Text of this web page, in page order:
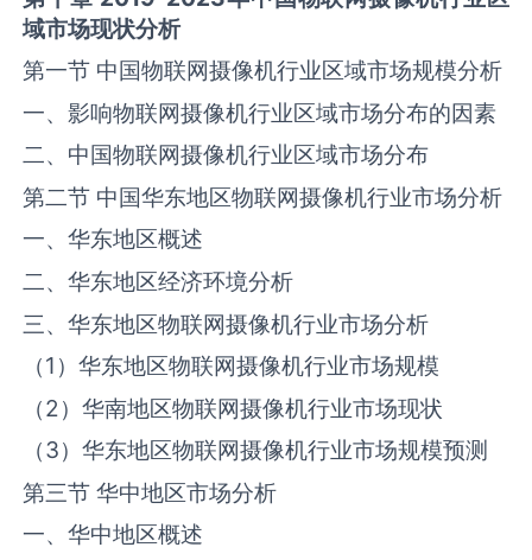
域市场现状分析
第一节 中国物联网摄像机行业区域市场规模分析
一、影响物联网摄像机行业区域市场分布的因素
二、中国物联网摄像机行业区域市场分布
第二节 中国华东地区物联网摄像机行业市场分析
一、华东地区概述
二、华东地区经济环境分析
三、华东地区物联网摄像机行业市场分析
（1）华东地区物联网摄像机行业市场规模
（2）华南地区物联网摄像机行业市场现状
（3）华东地区物联网摄像机行业市场规模预测
第三节 华中地区市场分析
一、华中地区概述